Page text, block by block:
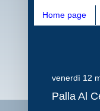
Home page
venerdì 12
Palla Al